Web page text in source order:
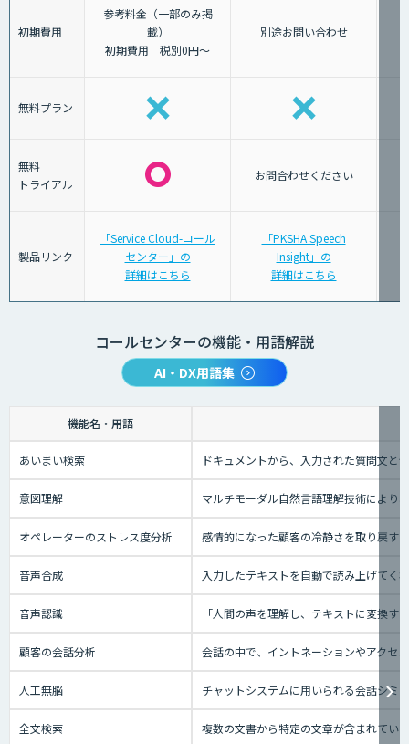
初期費用
参考料金（一部のみ掲
載）
初期費用 税別0円～
別途お問い合わせ
無料プラン
無料
トライアル
お問合わせください
製品リンク
「Service Cloud-コール
センター」の
詳細はこちら
「PKSHA Speech
Insight」の
詳細はこちら
コールセンターの機能・用語解説
AI・DX用語集
機能名・用語
あいまい検索 ドキュメントから、入力された質問文と
意図理解 マルチモーダル自然言語理解技術により
オペレーターのストレス度分析 感情的になった顧客の冷静さを取り戻す
音声合成 入力したテキストを自動で読み上げてく
音声認識 「人間の声を理解し、テキストに変換
顧客の会話分析 会話の中で、イントネーションやアクセ
人工無脳 チャットシステムに用いられる会話シミ
全文検索 複数の文書から特定の文章が含まれてい